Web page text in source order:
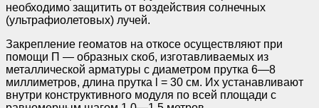
необходимо защитить от воздействия солнечных
(ультрафиолетовых) лучей.
Закрепление геоматов на откосе осуществляют при
помощи П — образных скоб, изготавливаемых из
металлической арматуры с диаметром прутка 6—8
миллиметров, длина прутка l = 30 см. Их устанавливают
внутри конструктивного модуля по всей площади с